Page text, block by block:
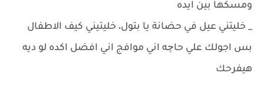
ومسكها بين ايده
_ خليتني عيل في حضانة يا بتول، خليتيني كيف الاطفال
بس اجولك علي حاچه اني موافج اني افضل اكده لو ديه
هيفرحك